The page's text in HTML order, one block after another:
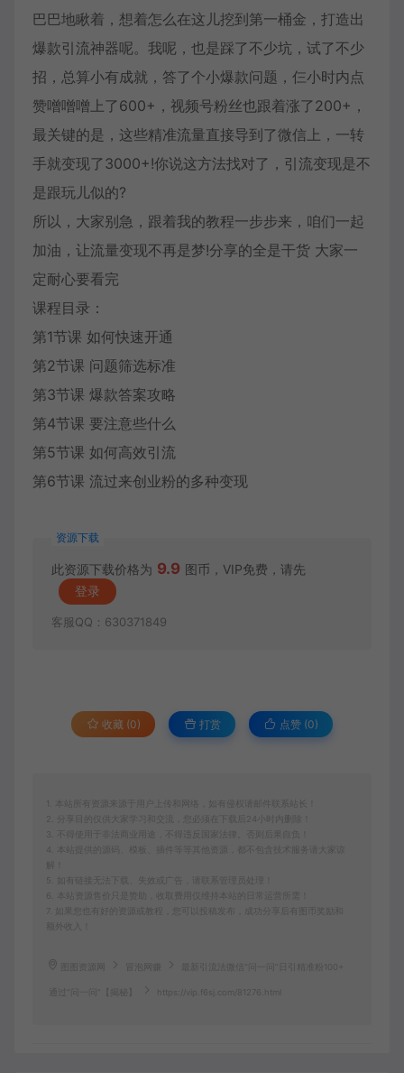
巴巴地瞅着，想着怎么在这儿挖到第一桶金，打造出
爆款引流神器呢。我呢，也是踩了不少坑，试了不少
招，总算小有成就，答了个小爆款问题，仨小时内点
赞噌噌噌上了600+，视频号粉丝也跟着涨了200+，
最关键的是，这些精准流量直接导到了微信上，一转
手就变现了3000+!你说这方法找对了，引流变现是不
是跟玩儿似的?
所以，大家别急，跟着我的教程一步步来，咱们一起
加油，让流量变现不再是梦!分享的全是干货 大家一
定耐心要看完
课程目录：
第1节课 如何快速开通
第2节课 问题筛选标准
第3节课 爆款答案攻略
第4节课 要注意些什么
第5节课 如何高效引流
第6节课 流过来创业粉的多种变现
资源下载
此资源下载价格为 9.9 图币，VIP免费，请先
登录
客服QQ：630371849
收藏 (0) 打赏 点赞 (0)
1. 本站所有资源来源于用户上传和网络，如有侵权请邮件联系站长！
2. 分享目的仅供大家学习和交流，您必须在下载后24小时内删除！
3. 不得使用于非法商业用途，不得违反国家法律。否则后果自负！
4. 本站提供的源码、模板、插件等等其他资源，都不包含技术服务请大家谅
5. 如有链接无法下载、失效或广告，请联系管理员处理！
6. 本站资源售价只是赞助，收取费用仅维持本站的日常运营所需！
7. 如果您也有好的资源或教程，您可以投稿发布，成功分享后有图币奖励和
额外收入！
图图资源网 冒泡网赚 最新引流法微信“问一问”日引精准粉100+
通过“问一问”【揭秘】 https://vip.f6sj.com/81276.html